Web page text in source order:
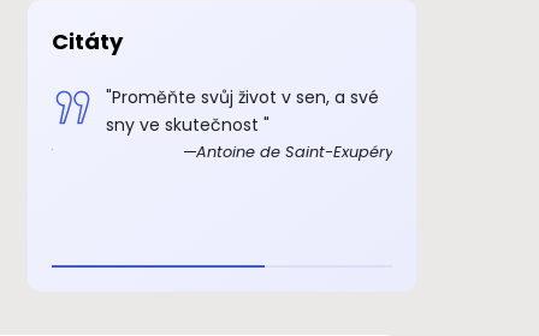
Citáty
"Proměňte svůj život v sen, a své
sny ve skutečnost "
Antoine de Saint-Exupéry